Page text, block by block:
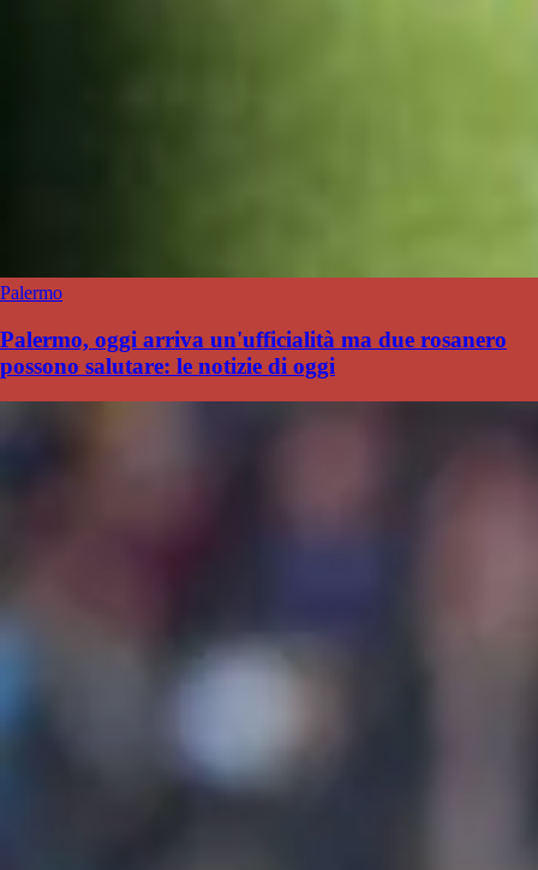
Palermo
Palermo, oggi arriva un'ufficialità ma due rosanero
possono salutare: le notizie di oggi